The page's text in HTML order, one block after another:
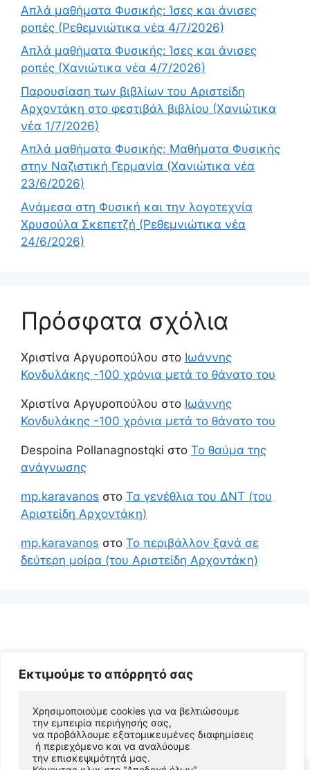
Εκτιμούμε το απόρρητό σας
Χρησιμοποιούμε cookies για να βελτιώσουμε
την εμπειρία περιήγησής σας,
να προβάλλουμε εξατομικευμένες διαφημίσεις
ή περιεχόμενο και να αναλύουμε
την επισκεψιμότητά μας.
Απλά μαθήματα Φυσικής: Ίσες και άνισες
ροπές (Ρεθεμνιώτικα νέα 4/7/2026)
Απλά μαθήματα Φυσικής: Ίσες και άνισες
ροπές (Χανιώτικα νέα 4/7/2026)
Παρουσίαση των βιβλίων του Αριστείδη
Αρχοντάκη στο φεστιβάλ βιβλίου (Χανιώτικα
νέα 1/7/2026)
Απλά μαθήματα Φυσικής: Μαθήματα Φυσικής
στην Ναζιστική Γερμανία (Χανιώτικα νέα
23/6/2026)
Ανάμεσα στη Φυσική και την λογοτεχνία
Χρυσούλα Σκεπετζή (Ρεθεμνιώτικα νέα
24/6/2026)
Πρόσφατα σχόλια
Χριστίνα Αργυροπούλου στο Ιωάννης
Κονδυλάκης -100 χρόνια μετά το θάνατο του
Χριστίνα Αργυροπούλου στο Ιωάννης
Κονδυλάκης -100 χρόνια μετά το θάνατο του
Despoina Pollanagnostqki στο Το θαύμα της
ανάγνωσης
mp.karavanos στο Τα γενέθλια του ΔΝΤ (του
Αριστείδη Αρχοντάκη)
mp.karavanos στο Το περιβάλλον ξανά σε
δεύτερη μοίρα (του Αριστείδη Αρχοντάκη)
© 2026 Αριστείδης Αρχοντάκης Φυσικός Συγγραφέας
• Φτιαγμένο μεGeneratePress